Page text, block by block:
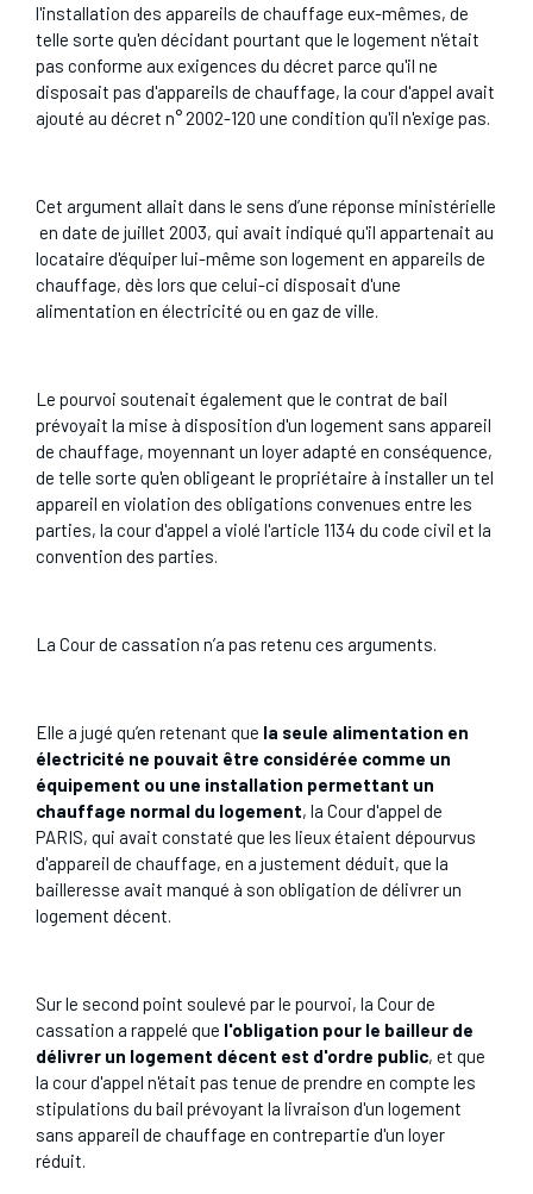
l'installation des appareils de chauffage eux-mêmes, de
telle sorte qu'en décidant pourtant que le logement n'était
pas conforme aux exigences du décret parce qu'il ne
disposait pas d'appareils de chauffage, la cour d'appel avait
ajouté au décret n° 2002-120 une condition qu'il n'exige pas.
Cet argument allait dans le sens d’une réponse ministérielle
en date de juillet 2003, qui avait indiqué qu'il appartenait au
locataire d'équiper lui-même son logement en appareils de
chauffage, dès lors que celui-ci disposait d'une
alimentation en électricité ou en gaz de ville.
Le pourvoi soutenait également que le contrat de bail
prévoyait la mise à disposition d'un logement sans appareil
de chauffage, moyennant un loyer adapté en conséquence,
de telle sorte qu'en obligeant le propriétaire à installer un tel
appareil en violation des obligations convenues entre les
parties, la cour d'appel a violé l'article 1134 du code civil et la
convention des parties.
La Cour de cassation n’a pas retenu ces arguments.
Elle a jugé qu’en retenant que la seule alimentation en
électricité ne pouvait être considérée comme un
équipement ou une installation permettant un
chauffage normal du logement, la Cour d'appel de
PARIS, qui avait constaté que les lieux étaient dépourvus
d'appareil de chauffage, en a justement déduit, que la
bailleresse avait manqué à son obligation de délivrer un
logement décent.
Sur le second point soulevé par le pourvoi, la Cour de
cassation a rappelé que l'obligation pour le bailleur de
délivrer un logement décent est d'ordre public, et que
la cour d'appel n'était pas tenue de prendre en compte les
stipulations du bail prévoyant la livraison d'un logement
sans appareil de chauffage en contrepartie d'un loyer
réduit.